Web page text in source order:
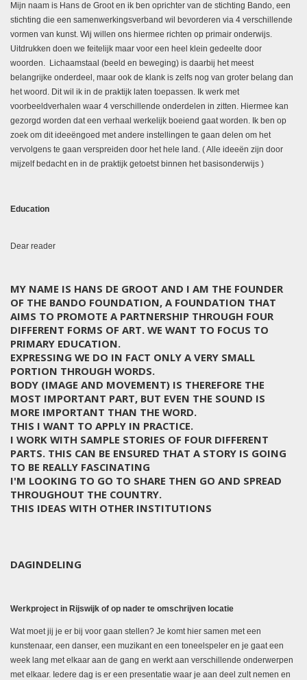
Mijn naam is Hans de Groot en ik ben oprichter van de stichting Bando, een
stichting die een samenwerkingsverband wil bevorderen via 4 verschillende
vormen van kunst. Wij willen ons hiermee richten op primair onderwijs.
Uitdrukken doen we feitelijk maar voor een heel klein gedeelte door
woorden. Lichaamstaal (beeld en beweging) is daarbij het meest
belangrijke onderdeel, maar ook de klank is zelfs nog van groter belang dan
het woord. Dit wil ik in de praktijk laten toepassen. Ik werk met
voorbeeldverhalen waar 4 verschillende onderdelen in zitten. Hiermee kan
gezorgd worden dat een verhaal werkelijk boeiend gaat worden. Ik ben op
zoek om dit ideeëngoed met andere instellingen te gaan delen om het
vervolgens te gaan verspreiden door het hele land. ( Alle ideeën zijn door
mijzelf bedacht en in de praktijk getoetst binnen het basisonderwijs )
Education
Dear reader
MY NAME IS HANS DE GROOT AND I AM THE FOUNDER
OF THE BANDO FOUNDATION, A FOUNDATION THAT
AIMS TO PROMOTE A PARTNERSHIP THROUGH FOUR
DIFFERENT FORMS OF ART. WE WANT TO FOCUS TO
PRIMARY EDUCATION.
EXPRESSING WE DO IN FACT ONLY A VERY SMALL
PORTION THROUGH WORDS.
BODY (IMAGE AND MOVEMENT) IS THEREFORE THE
MOST IMPORTANT PART, BUT EVEN THE SOUND IS
MORE IMPORTANT THAN THE WORD.
THIS I WANT TO APPLY IN PRACTICE.
I WORK WITH SAMPLE STORIES OF FOUR DIFFERENT
PARTS. THIS CAN BE ENSURED THAT A STORY IS GOING
TO BE REALLY FASCINATING
I'M LOOKING TO GO TO SHARE THEN GO AND SPREAD
THROUGHOUT THE COUNTRY.
THIS IDEAS WITH OTHER INSTITUTIONS
DAGINDELING
Werkproject in Rijswijk of op nader te omschrijven locatie
Wat moet jij je er bij voor gaan stellen? Je komt hier samen met een
kunstenaar, een danser, een muzikant en een toneelspeler en je gaat een
week lang met elkaar aan de gang en werkt aan verschillende onderwerpen
met elkaar. Iedere dag is er een presentatie waar je aan deel zult nemen en